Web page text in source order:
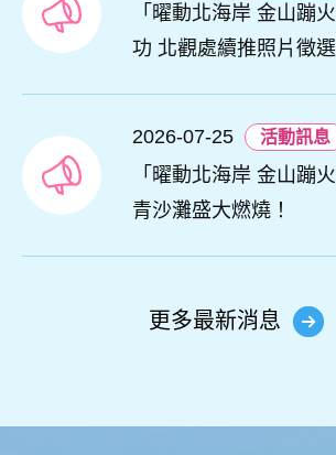
「曜動北海岸 金山蹦
功 北觀處續推照片徵選與外籍青年免
2026-07-25 活動訊息
「曜動北海岸 金山蹦
青沙灘盛大燃燒！
更多最新消息